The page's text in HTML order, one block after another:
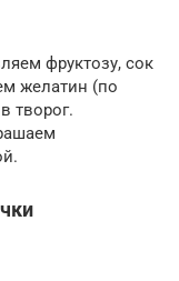
фруктозу, сок
желатин (по
творог.